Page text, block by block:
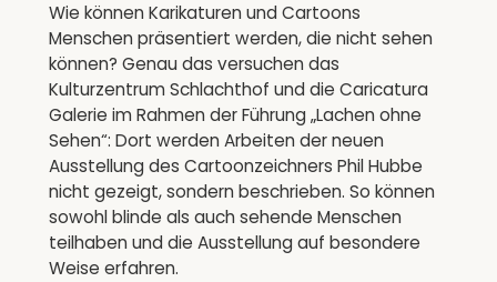
Wie können Karikaturen und Cartoons
Menschen präsentiert werden, die nicht sehen
können? Genau das versuchen das
Kulturzentrum Schlachthof und die Caricatura
Galerie im Rahmen der Führung „Lachen ohne
Sehen“: Dort werden Arbeiten der neuen
Ausstellung des Cartoonzeichners Phil Hubbe
nicht gezeigt, sondern beschrieben. So können
sowohl blinde als auch sehende Menschen
teilhaben und die Ausstellung auf besondere
Weise erfahren.